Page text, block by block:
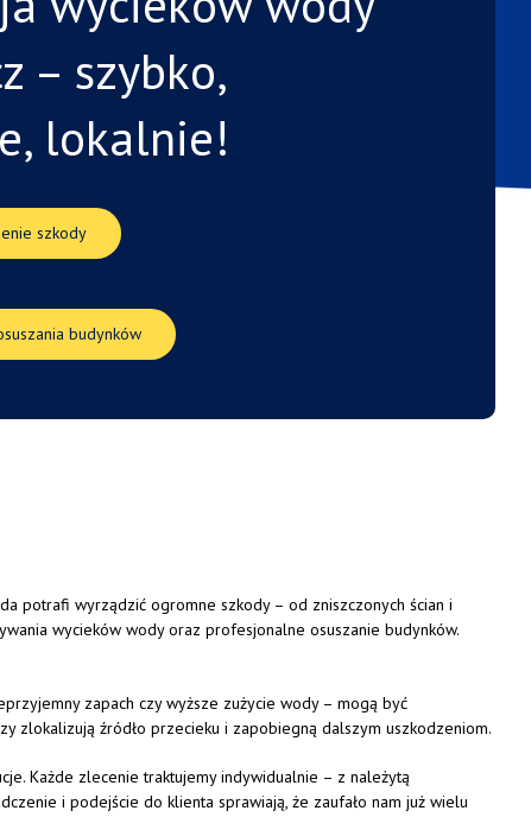
– szybko,
lokalnie!
szkody
budynków
potrafi wyrządzić ogromne szkody – od zniszczonych ścian i
wycieków wodyoraz profesjonalne osuszanie budynków.
zapach czywyższe zużycie wody – mogą być
zlokalizują źródło przecieku i zapobiegną dalszym uszkodzeniom.
Każde zlecenietraktujemyindywidualnie – z należytą
i podejście do klienta sprawiają, że zaufało nam już wielu